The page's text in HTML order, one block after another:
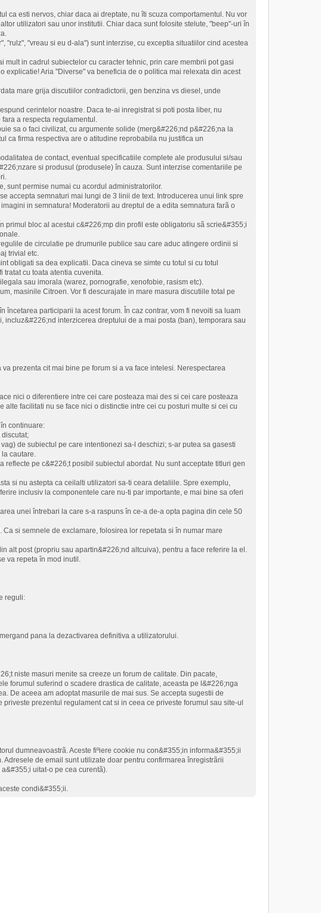
ca esti nervos, chiar daca ai dreptate, nu îti scuza comportamentul. Nu vor
utilizatori sau unor institutii. Chiar daca sunt folosite stelute, "beep"-uri în
"vreau si eu d-ala") sunt interzise, cu exceptia situatiilor cind acestea
in cadrul subiectelor cu caracter tehnic, prin care membrii pot gasi
explicatie! Aria "Diverse" va beneficia de o politica mai relexata din acest
mare grija discutiilor contradictorii, gen benzina vs diesel, unde
cerintelor noastre. Daca te-ai inregistrat si poti posta liber, nu
a respecta regulamentul.
sa o faci civilizat, cu argumente solide (merg&#226;nd p&#226;na la
ca firma respectiva are o atitudine reprobabila nu justifica un
de contact, eventual specificatiile complete ale produsului si/sau
si produsul (produsele) în cauza. Sunt interzise comentariile pe
sunt permise numai cu acordul administratorilor.
accepta semnaturi mai lungi de 3 linii de text. Introducerea unui link spre
in semnatura! Moderatorii au dreptul de a edita semnatura farã o
primul bloc al acestui c&#226;mp din profil este obligatoriu sã scrie&#355;i
de circulatie pe drumurile publice sau care aduc atingere ordinii si
trivial etc.
obligati sa dea explicatii. Daca cineva se simte cu totul si cu totul
tratat cu toata atentia cuvenita.
sau imorala (warez, pornografie, xenofobie, rasism etc).
masinile Citroen. Vor fi descurajate in mare masura discutiile total pe
participarii la acest forum. În caz contrar, vom fi nevoiti sa luam
interzicerea dreptului de a mai posta (ban), temporara sau
prezenta cit mai bine pe forum si a va face intelesi. Nerespectarea
nici o diferentiere intre cei care posteaza mai des si cei care posteaza
facilitati nu se face nici o distinctie intre cei cu posturi multe si cei cu
continuare:
de subiectul pe care intentionezi sa-l deschizi; s-ar putea sa gasesti
cautare.
pe c&#226;t posibil subiectul abordat. Nu sunt acceptate titluri gen
si nu astepta ca ceilalti utilizatori sa-ti ceara detaliile. Spre exemplu,
inclusiv la componentele care nu-ti par importante, e mai bine sa oferi
unei întrebari la care s-a raspuns în ce-a de-a opta pagina din cele 50
si semnele de exclamare, folosirea lor repetata si în numar mare
alt post (propriu sau apartin&#226;nd altcuiva), pentru a face referire la el.
va repeta în mod inutil.
reguli:
pana la dezactivarea definitiva a utilizatorului.
niste masuri menite sa creeze un forum de calitate. Din pacate,
forumul suferind o scadere drastica de calitate, aceasta pe l&#226;nga
De aceea am adoptat masurile de mai sus. Se accepta sugestii de
prezentul regulament cat si in ceea ce priveste forumul sau site-ul
dumneavoastrã. Aceste fiºiere cookie nu con&#355;in informa&#355;ii
de email sunt utilizate doar pentru confirmarea înregistrãrii
uitat-o pe cea curentã).
condi&#355;ii.